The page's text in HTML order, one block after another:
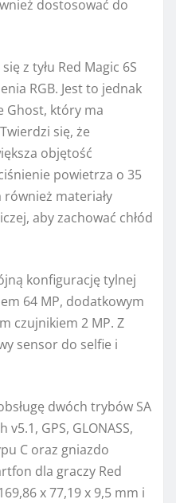
dostosować do
z tyłu Red Magic 6S
RGB. Jest to jednak
Ghost, który ma
się, że
objętość
powietrza o 35
materiały
aby zachować chłód
konfigurację tylnej
64 MP, dodatkowym
czujnikiem 2 MP. Z
sensor do selfie i
dwóch trybów SA
v5.1, GPS, GLONASS,
C oraz gniazdo
dla graczy Red
x 77,19 x 9,5 mm i